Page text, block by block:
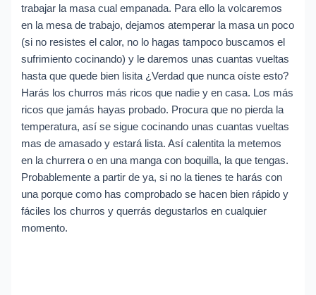
trabajar la masa cual empanada. Para ello la volcaremos
en la mesa de trabajo, dejamos atemperar la masa un poco
(si no resistes el calor, no lo hagas tampoco buscamos el
sufrimiento cocinando) y le daremos unas cuantas vueltas
hasta que quede bien lisita ¿Verdad que nunca oíste esto?
Harás los churros más ricos que nadie y en casa. Los más
ricos que jamás hayas probado. Procura que no pierda la
temperatura, así se sigue cocinando unas cuantas vueltas
mas de amasado y estará lista. Así calentita la metemos
en la churrera o en una manga con boquilla, la que tengas.
Probablemente a partir de ya, si no la tienes te harás con
una porque como has comprobado se hacen bien rápido y
fáciles los churros y querrás degustarlos en cualquier
momento.